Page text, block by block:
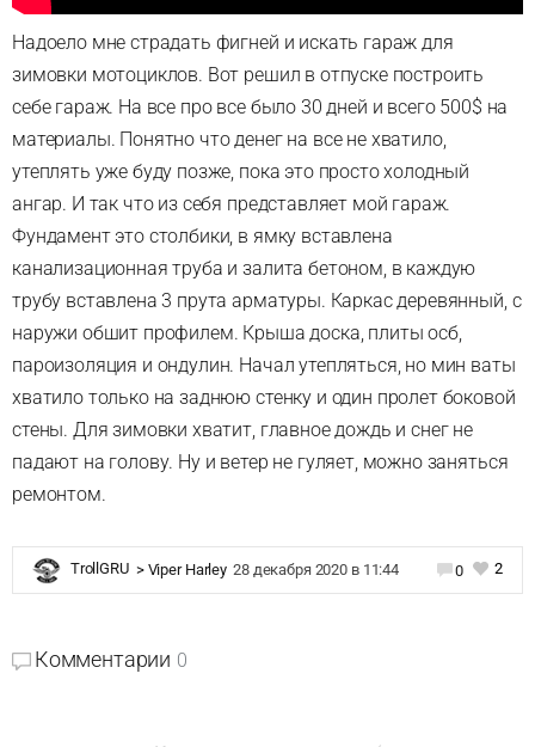
Надоело мне страдать фигней и искать гараж для
зимовки мотоциклов. Вот решил в отпуске построить
себе гараж. На все про все было 30 дней и всего 500$ на
материалы. Понятно что денег на все не хватило,
утеплять уже буду позже, пока это просто холодный
ангар. И так что из себя представляет мой гараж.
Фундамент это столбики, в ямку вставлена
канализационная труба и залита бетоном, в каждую
трубу вставлена 3 прута арматуры. Каркас деревянный, с
наружи обшит профилем. Крыша доска, плиты осб,
пароизоляция и ондулин. Начал утепляться, но мин ваты
хватило только на заднюю стенку и один пролет боковой
стены. Для зимовки хватит, главное дождь и снег не
падают на голову. Ну и ветер не гуляет, можно заняться
ремонтом.
TrollGRU > Viper Harley 28 декабря 2020 в 11:44 0 2
Комментарии 0